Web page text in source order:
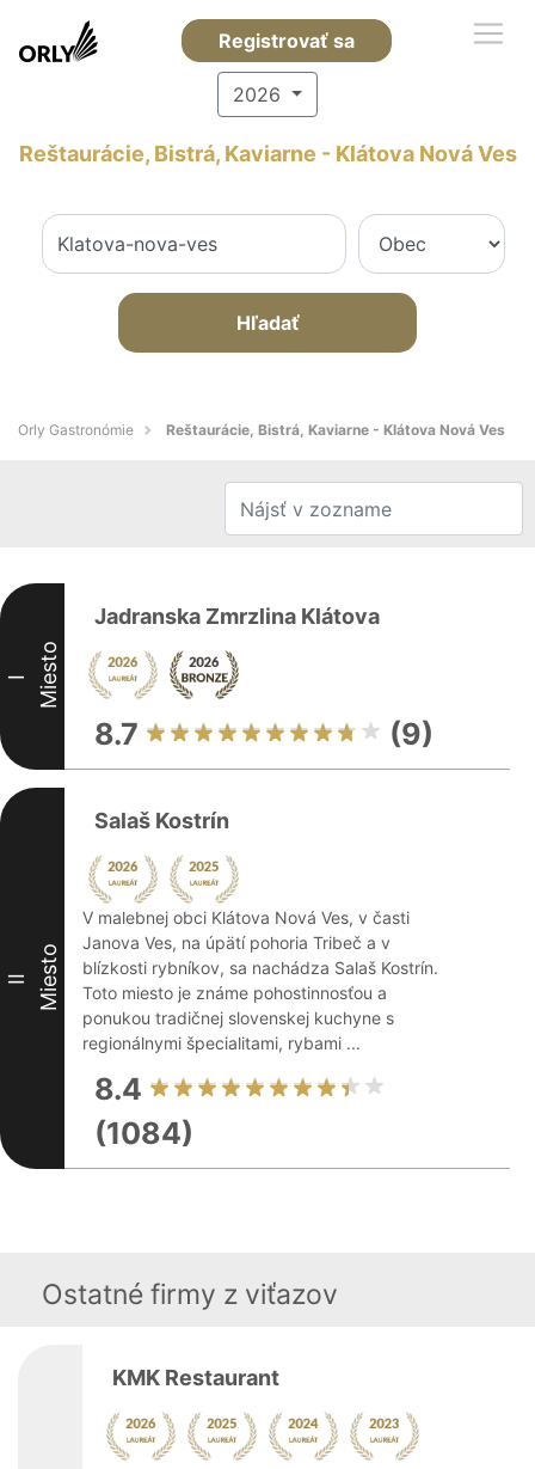
Registrovať sa
2026
Reštaurácie, Bistrá, Kaviarne - Klátova Nová Ves
Hľadať
Orly Gastronómie Reštaurácie, Bistrá, Kaviarne - Klátova Nová Ves
I Miesto
Jadranska Zmrzlina Klátova
8.7 (9)
II Miesto
Salaš Kostrín
V malebnej obci Klátova Nová Ves, v časti
Janova Ves, na úpätí pohoria Tribeč a v
blízkosti rybníkov, sa nachádza Salaš Kostrín.
Toto miesto je známe pohostinnosťou a
ponukou tradičnej slovenskej kuchyne s
regionálnymi špecialitami, rybami ...
8.4
(1084)
Ostatné firmy z viťazov
KMK Restaurant